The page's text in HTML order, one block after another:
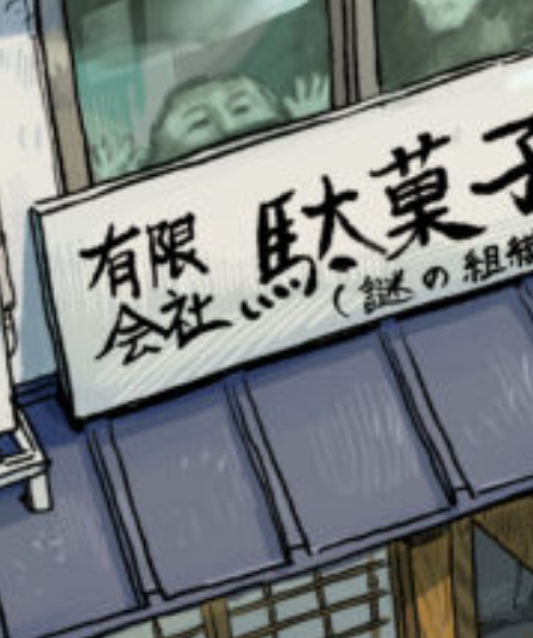
このマチのことを
もっと知りたい